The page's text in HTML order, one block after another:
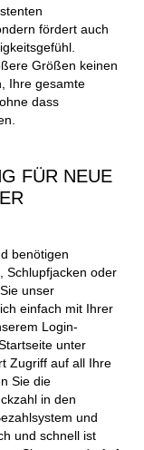
fördert auch
Größen keinen
Ihre gesamte
dass
FÜR NEUE
benötigen
Schlupfjacken oder
unser
einfach mit Ihrer
Login-
unter
Zugriff auf all Ihre
Sie die
in den
und
und schnell ist